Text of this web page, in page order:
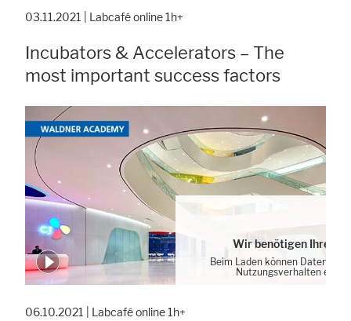
03.11.2021 | Labcafé online 1h+
Incubators & Accelerators – The
most important success factors
Wir benötigen Ihre
Beim Laden können Daten von
Nutzungsverhalten
06.10.2021 | Labcafé online 1h+
Alle akzeptieren Speichern
Impressum